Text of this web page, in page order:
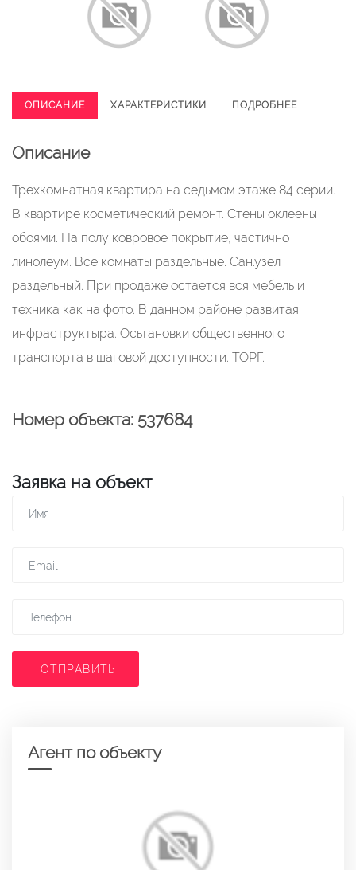
ОПИСАНИЕ ХАРАКТЕРИСТИКИ ПОДРОБНЕЕ
Описание
Трехкомнатная квартира на седьмом этаже 84 серии.
В квартире косметический ремонт. Стены оклеены
обоями. На полу ковровое покрытие, частично
линолеум. Все комнаты раздельные. Сан.узел
раздельный. При продаже остается вся мебель и
техника как на фото. В данном районе развитая
инфраструктыра. Осьтановки общественного
транспорта в шаговой доступности. ТОРГ.
Номер объекта: 537684
Заявка на объект
ОТПРАВИТЬ
Агент по объекту